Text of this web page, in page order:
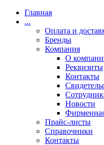
Главная
...
Оплата и
Бренды
Компания
О
Реквизиты
Контакты
Новости
Прайс-листы
Справочники
Контакты